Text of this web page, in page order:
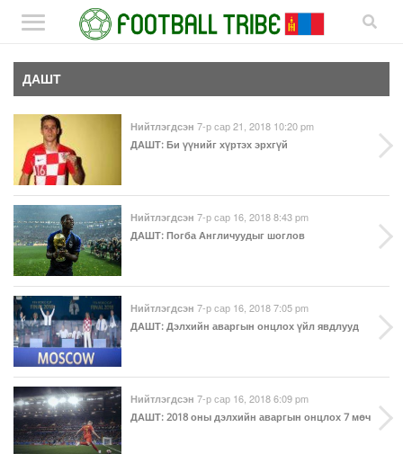
ДАШТ
Нийтлэгдсэн 7-р сар 21, 2018 10:20 pm
ДАШТ: Би үүнийг хүртэх эрхгүй
Нийтлэгдсэн 7-р сар 16, 2018 8:43 pm
ДАШТ: Погба Англичуудыг шоглов
Нийтлэгдсэн 7-р сар 16, 2018 7:05 pm
ДАШТ: Дэлхийн аваргын онцлох үйл явдлууд
Нийтлэгдсэн 7-р сар 16, 2018 6:09 pm
ДАШТ: 2018 оны дэлхийн аваргын онцлох 7 мөч